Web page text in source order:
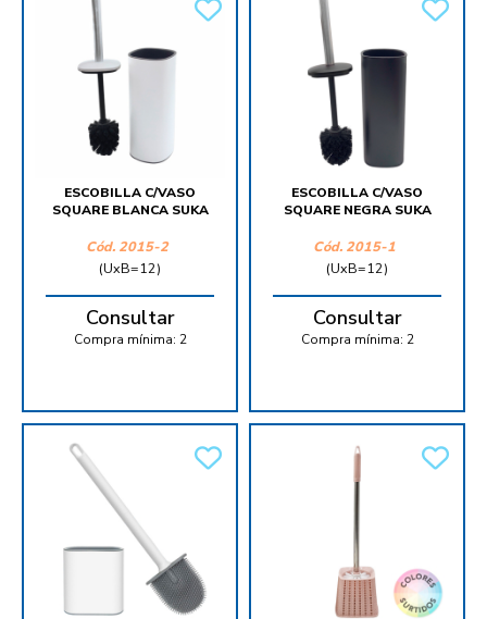
ESCOBILLA C/VASO
SQUARE BLANCA SUKA
Cód. 2015-2
(UxB=12)
Consultar
Compra mínima: 2
ESCOBILLA C/VASO
SQUARE NEGRA SUKA
Cód. 2015-1
(UxB=12)
Consultar
Compra mínima: 2